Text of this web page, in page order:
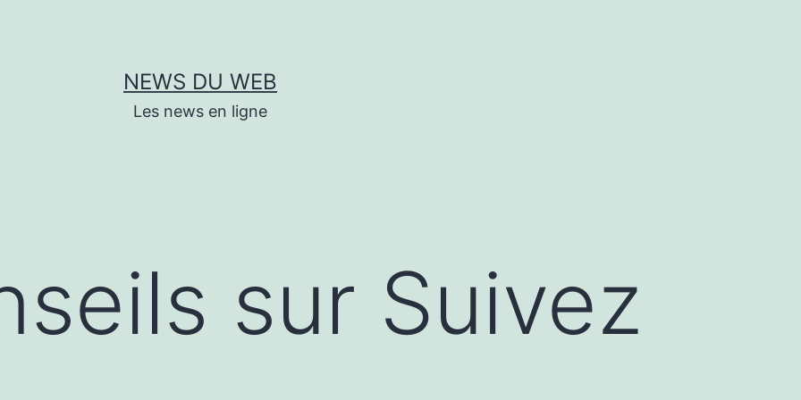
NEWS DU WEB
Les news en ligne
sur Suivez